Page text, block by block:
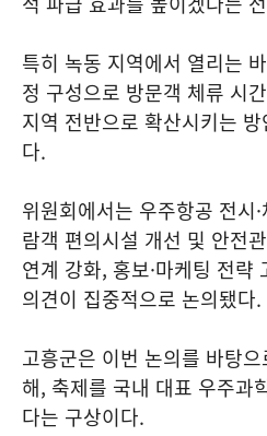
특히 녹동 지역에서 열리는
정 구성으로 방문객 체류 시
지역 전반으로 확산시키는
다.
위원회에서는 우주항공 전시
람객 편의시설 개선 및 안전
연계 강화, 홍보·마케팅 전략
의견이 집중적으로 논의됐다.
고흥군은 이번 논의를 바탕
해, 축제를 국내 대표 우주과
다는 구상이다.